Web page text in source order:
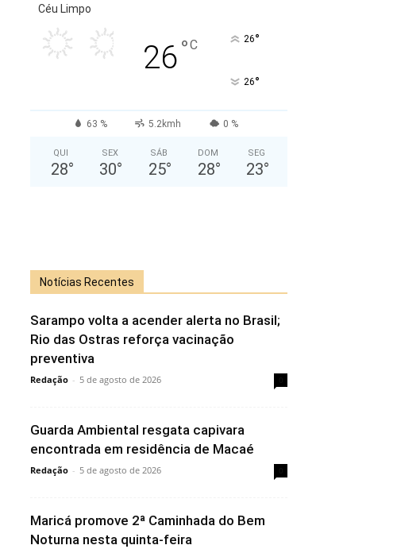
Céu Limpo
26°C 26°
26°
63 % 5.2kmh 0 %
QUI
28°
SEX
30°
SÁB
25°
DOM
28°
SEG
23°
Notícias Recentes
Sarampo volta a acender alerta no Brasil;
Rio das Ostras reforça vacinação
preventiva
Redação - 5 de agosto de 2026
Guarda Ambiental resgata capivara
encontrada em residência de Macaé
Redação - 5 de agosto de 2026
Maricá promove 2ª Caminhada do Bem
Noturna nesta quinta-feira